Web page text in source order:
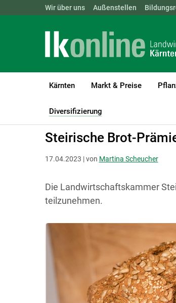
Landwirtschaftskammern:
Wir über uns Außenstellen
Kärnten Markt & Preise
Diversifizierung
(current)1
LK Kärnten Diversifizierung
Steirische Brot-
17.04.2023 | von Martina Scheucher
Die Landwirtschaftskammer
teilzunehmen.